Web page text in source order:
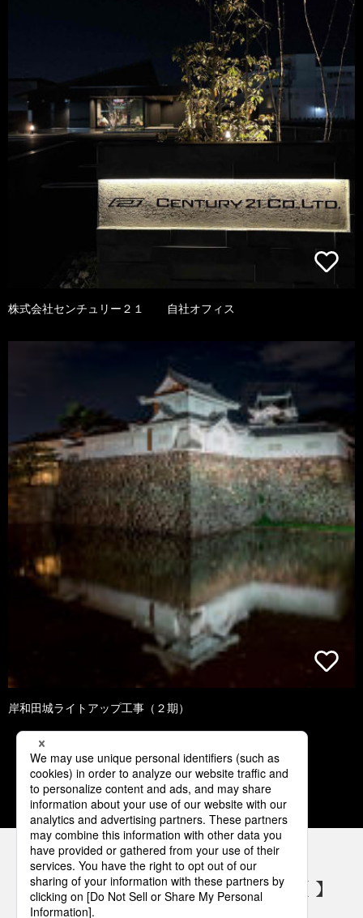
株式会社センチュリー２１ 自社オフィス
岸和田城ライトアップ工事（２期）
1 2 3 4 5
パナソニックの電気設備 SNSアカウント